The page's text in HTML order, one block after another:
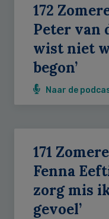
172
Peter van
wist niet
begon’
Naar de
171
Fenna
zorg mis
gevoel’